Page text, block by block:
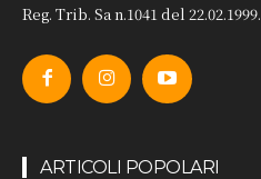
Reg. Trib. Sa n.1041 del 22.02.1999.
ARTICOLI POPOLARI